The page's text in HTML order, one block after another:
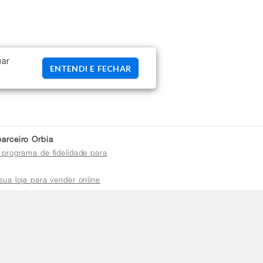
ENTENDI E FECHAR
Orbia
programa de fidelidade para
loja para vender online